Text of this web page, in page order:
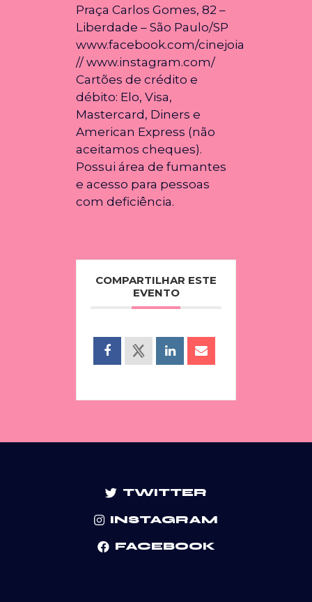
Praça Carlos Gomes, 82 –
Liberdade – São Paulo/SP
www.facebook.com/cinejoia
// www.instagram.com/
Cartões de crédito e
débito: Elo, Visa,
Mastercard, Diners e
American Express (não
aceitamos cheques).
Possui área de fumantes
e acesso para pessoas
com deficiência.
COMPARTILHAR ESTE
EVENTO
TWITTER
INSTAGRAM
FACEBOOK